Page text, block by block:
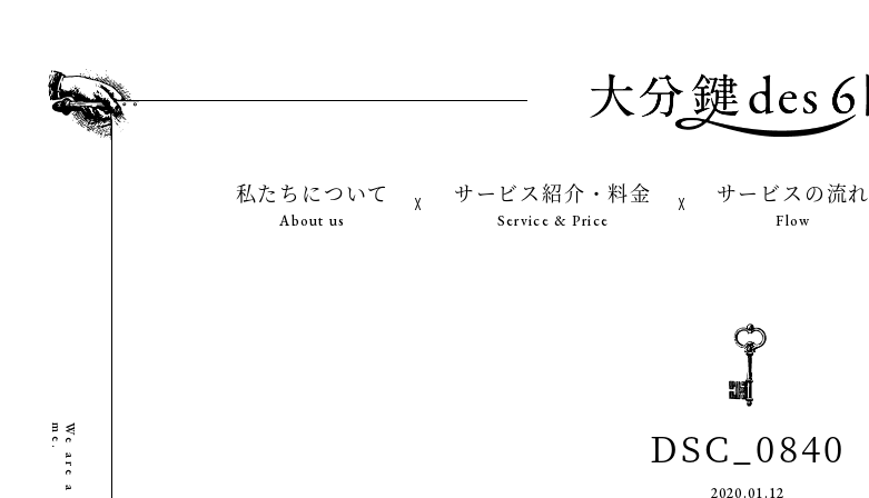
私たちについて
About us
サービス紹介・料金
Service & Price
サービスの流れ
Flow
. DSC_0840
2020.01.12